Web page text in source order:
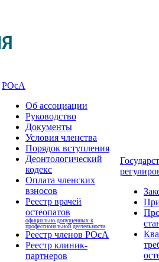
РОсА
Об ассоциации
Руководство
Документы
Условия членства
Порядок вступления
Деонтологический
кодекс
Оплата членских
взносов
Реестр врачей
остеопатов
официально допущенных к
профессиональной деятельности
Реестр членов РОсА
Реестр клиник-
партнеров